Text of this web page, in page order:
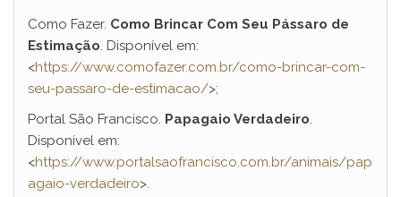
Como Fazer. Como Brincar Com Seu Pássaro de
Estimação. Disponível em:
<https://www.comofazer.com.br/como-brincar-com-
seu-passaro-de-estimacao/>;
Portal São Francisco. Papagaio Verdadeiro.
Disponível em:
<https://www.portalsaofrancisco.com.br/animais/pap
agaio-verdadeiro>.